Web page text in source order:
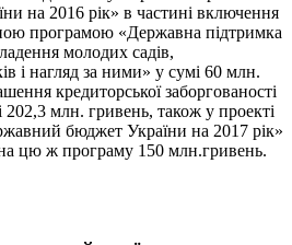
на 2016 рік» в частині включення
програмою «Державна підтримка
молодих садів,
і нагляд за ними» у сумі 60 млн.
кредиторської заборгованості
млн. гривень, також у проекті
бюджет України на 2017 рік»
цю ж програму 150 млн.гривень.